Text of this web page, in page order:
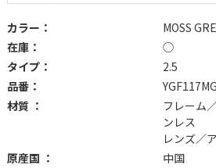
カラー：
MOSS
在庫：
◯
タイプ：
2.5
品番：
材質 ：
フレーム
ンレス
レンズ／
原産国 ：
中国